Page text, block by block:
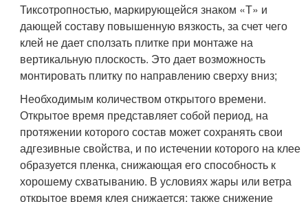
Тиксотропностью, маркирующейся знаком «Т» и
дающей составу повышенную вязкость, за счет чего
клей не дает сползать плитке при монтаже на
вертикальную плоскость. Это дает возможность
монтировать плитку по направлению сверху вниз;
Необходимым количеством открытого времени.
Открытое время представляет собой период, на
протяжении которого состав может сохранять свои
адгезивные свойства, и по истечении которого на клее
образуется пленка, снижающая его способность к
хорошему схватыванию. В условиях жары или ветра
открытое время клея снижается; также снижение